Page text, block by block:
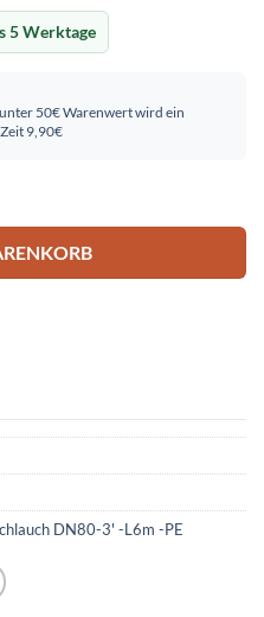
5 Werktage
50€ Warenwert wird ein
9,90€
DN80-3' -L6m -PE